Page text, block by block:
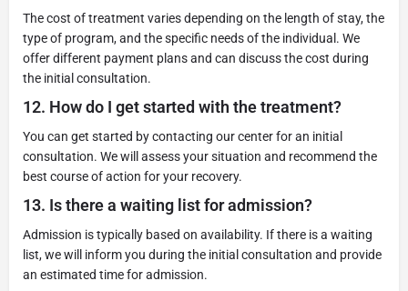
The cost of treatment varies depending on the length of stay, the
type of program, and the specific needs of the individual. We
offer different payment plans and can discuss the cost during
the initial consultation.
12. How do I get started with the treatment?
You can get started by contacting our center for an initial
consultation. We will assess your situation and recommend the
best course of action for your recovery.
13. Is there a waiting list for admission?
Admission is typically based on availability. If there is a waiting
list, we will inform you during the initial consultation and provide
an estimated time for admission.